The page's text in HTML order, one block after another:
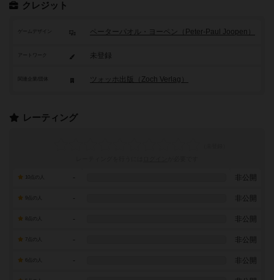
クレジット
ゲームデザイン ペーターパオル・ヨーペン（Peter-Paul Joopen）
アートワーク 未登録
ツォッホ出版（Zoch Verlag）
レーティング
- 非公開
- 非公開
- 非公開
7点の人 - 非公開
- 非公開